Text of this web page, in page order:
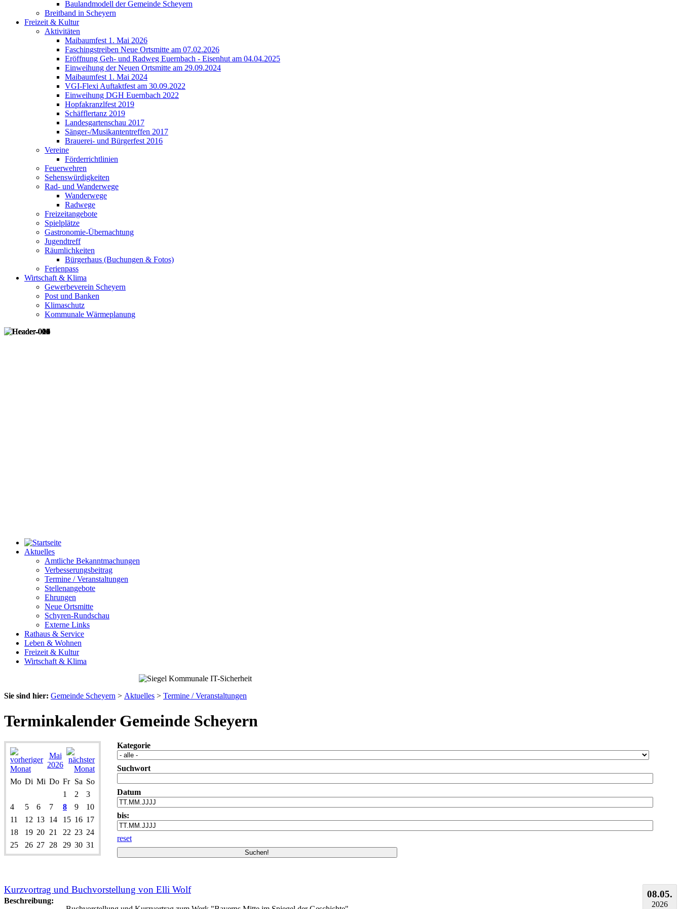
Baulandmodell der Gemeinde Scheyern
Breitband in Scheyern
Freizeit & Kultur
Aktivitäten
Maibaumfest 1. Mai 2026
Faschingstreiben Neue Ortsmitte am 07.02.2026
Eröffnung Geh- und Radweg Euernbach - Eisenhut am 04.04.2025
Einweihung der Neuen Ortsmitte am 29.09.2024
Maibaumfest 1. Mai 2024
VGI-Flexi Auftaktfest am 30.09.2022
Einweihung DGH Euernbach 2022
Hopfakranzlfest 2019
Schäfflertanz 2019
Landesgartenschau 2017
Sänger-/Musikantentreffen 2017
Brauerei- und Bürgerfest 2016
Vereine
Förderrichtlinien
Feuerwehren
Sehenswürdigkeiten
Rad- und Wanderwege
Wanderwege
Radwege
Freizeitangebote
Spielplätze
Gastronomie-Übernachtung
Jugendtreff
Räumlichkeiten
Bürgerhaus (Buchungen & Fotos)
Ferienpass
Wirtschaft & Klima
Gewerbeverein Scheyern
Post und Banken
Klimaschutz
Kommunale Wärmeplanung
Aktuelles
Amtliche Bekanntmachungen
Verbesserungsbeitrag
Termine / Veranstaltungen
Stellenangebote
Ehrungen
Neue Ortsmitte
Schyren-Rundschau
Externe Links
Rathaus & Service
Leben & Wohnen
Freizeit & Kultur
Wirtschaft & Klima
Sie sind hier: Gemeinde Scheyern > Aktuelles > Termine / Veranstaltungen
Terminkalender Gemeinde Scheyern
Mai
2026
Mo Di Mi Do Fr Sa So
1
2
3
4
5 6 7 8 9
10
11
12 13 14 15 16 17
18
19 20 21 22 23 24
25
26 27 28 29 30 31
Kategorie
Suchwort
Datum
bis:
reset
08.05.
2026
Kurzvortrag und Buchvorstellung von Elli Wolf
Beschreibung: